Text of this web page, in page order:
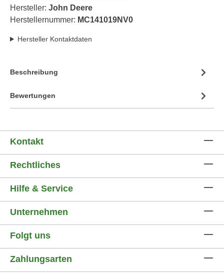
Hersteller: John Deere
Herstellernummer: MC141019NV0
Hersteller Kontaktdaten
Beschreibung
Bewertungen
Kontakt
Rechtliches
Hilfe & Service
Unternehmen
Folgt uns
Zahlungsarten